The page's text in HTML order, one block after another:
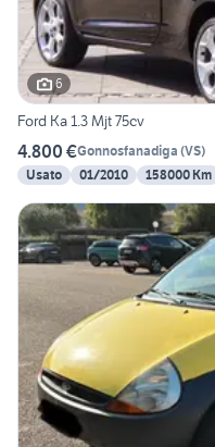
6
Ford Ka 1.3 Mjt 75cv
4.800 €Gonnosfanadiga (VS)
Usato
01/2010 158000 Km